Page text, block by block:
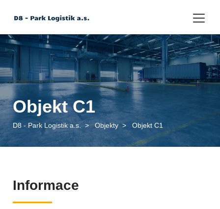
Objekt C1
D8 - Park Logistik a.s. >Objekty >Objekt C1
Informace